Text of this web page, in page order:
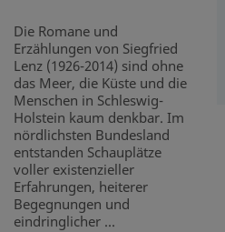
Die Romane und
Erzählungen von Siegfried
Lenz (1926-2014) sind ohne
das Meer, die Küste und die
Menschen in Schleswig-
Holstein kaum denkbar. Im
nördlichsten Bundesland
entstanden Schauplätze
voller existenzieller
Erfahrungen, heiterer
Begegnungen und
eindringlicher ...